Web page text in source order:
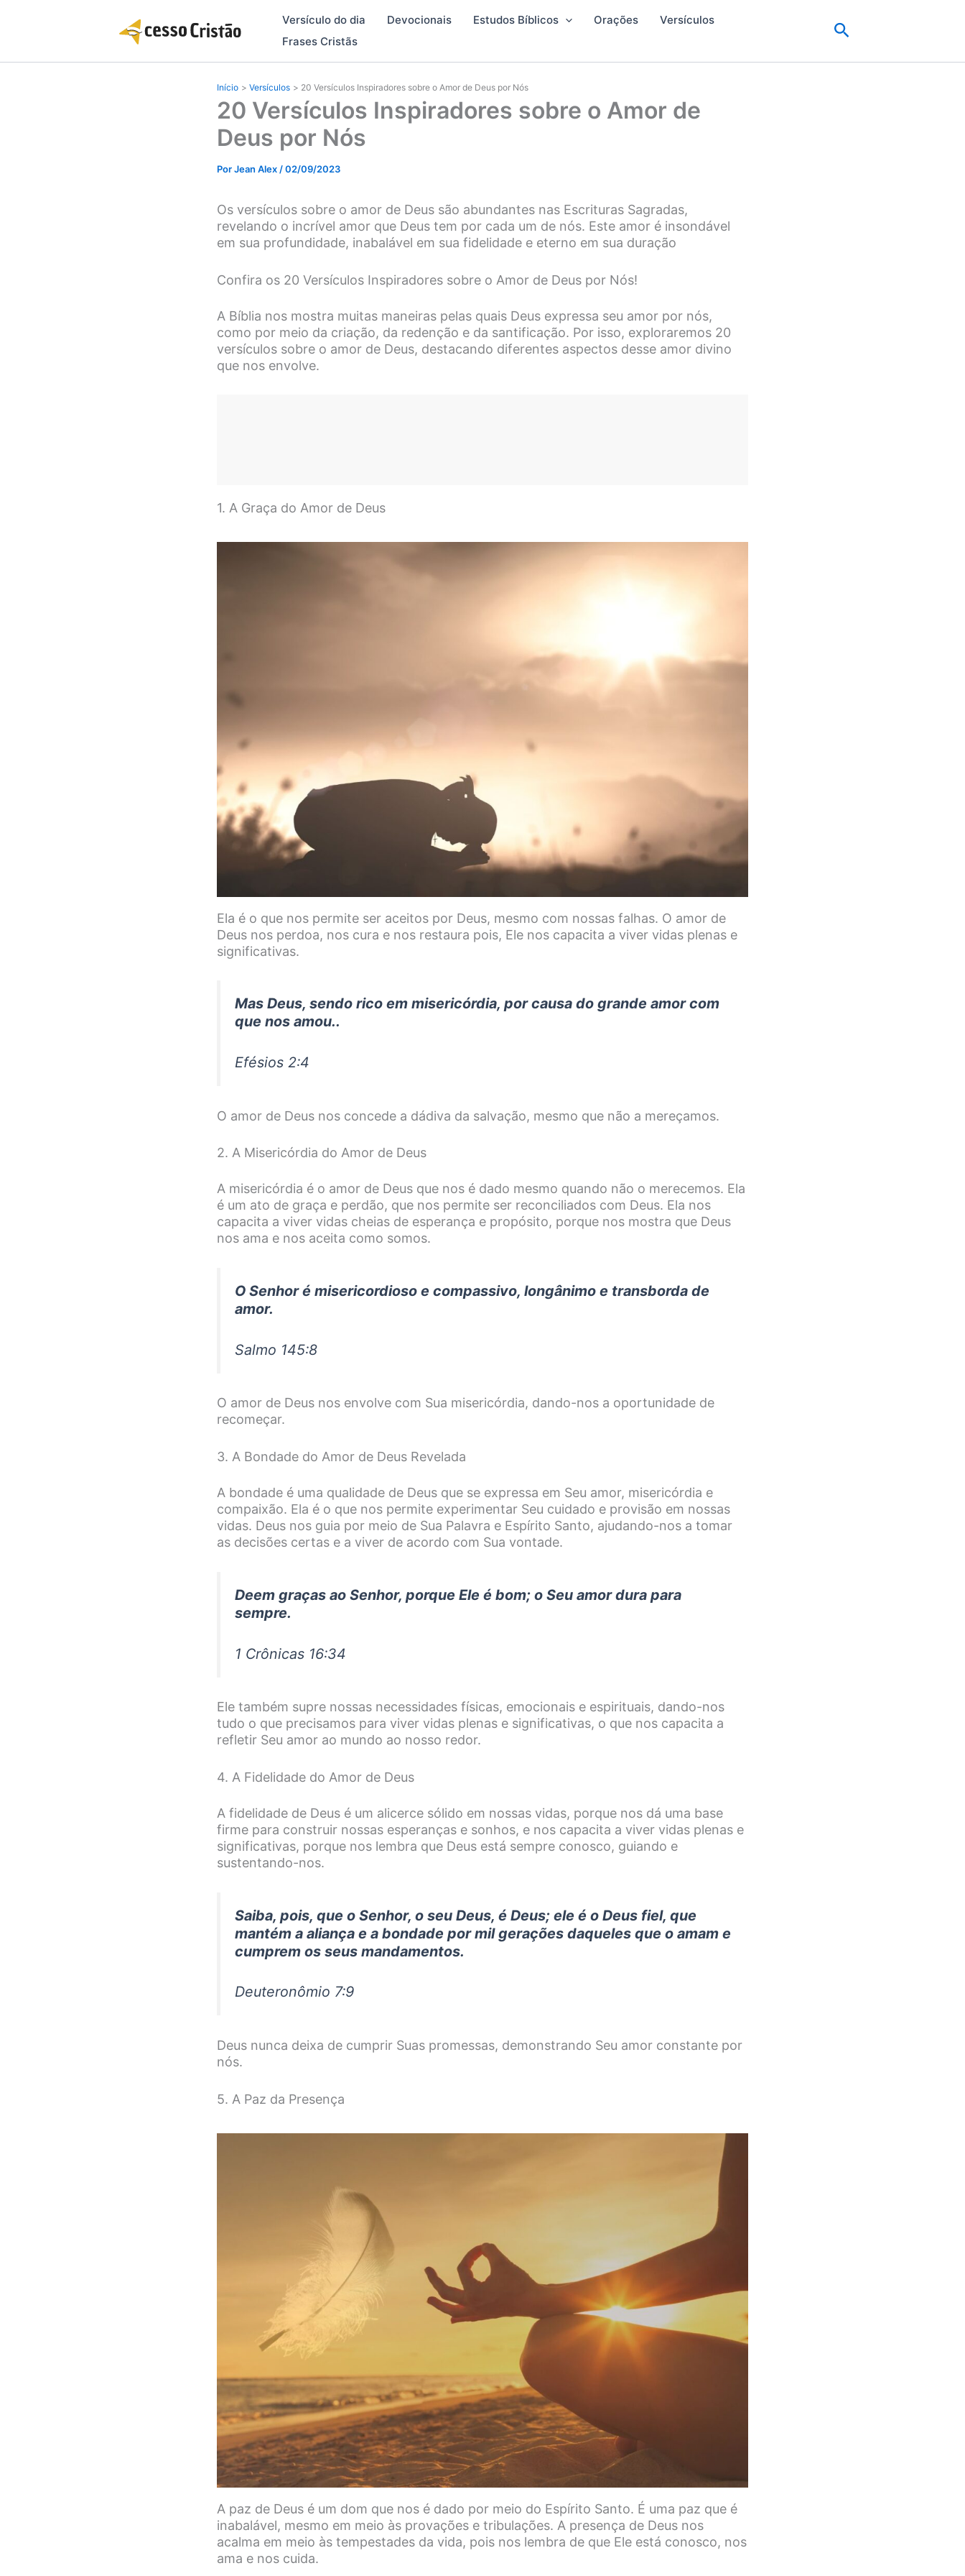
Versículo do dia Devocionais Estudos Bíblicos Orações
Versículos
Frases Cristãs
Pesquisar
Início Versículos 20 Versículos Inspiradores sobre o Amor de Deus por Nós
20 Versículos Inspiradores sobre o Amor de
Deus por Nós
PorJean Alex/02/09/2023
Os versículos sobre o amor de Deus são abundantes nas Escrituras Sagradas,
revelando o incrível amor que Deus tem por cada um de nós. Este amor é insondável
em sua profundidade, inabalável em sua fidelidade e eterno em sua duração
Confira os 20 Versículos Inspiradores sobre o Amor de Deus por Nós!
A Bíblia nos mostra muitas maneiras pelas quais Deus expressa seu amor por nós,
como por meio da criação, da redenção e da santificação. Por isso, exploraremos 20
versículos sobre o amor de Deus, destacando diferentes aspectos desse amor divino
que nos envolve.
1. A Graça do Amor de Deus
Ela é o que nos permite ser aceitos por Deus, mesmo com nossas falhas. O amor de
Deus nos perdoa, nos cura e nos restaura pois, Ele nos capacita a viver vidas plenas e
significativas.
Mas Deus, sendo rico em misericórdia, por causa do grande amor com
que nos amou..
Efésios 2:4
O amor de Deus nos concede a dádiva da salvação, mesmo que não a mereçamos.
2. A Misericórdia do Amor de Deus
A misericórdia é o amor de Deus que nos é dado mesmo quando não o merecemos. Ela
é um ato de graça e perdão, que nos permite ser reconciliados com Deus. Ela nos
capacita a viver vidas cheias de esperança e propósito, porque nos mostra que Deus
nos ama e nos aceita como somos.
O Senhor é misericordioso e compassivo, longânimo e transborda de
amor.
Salmo 145:8
O amor de Deus nos envolve com Sua misericórdia, dando-nos a oportunidade de
recomeçar.
3. A Bondade do Amor de Deus Revelada
A bondade é uma qualidade de Deus que se expressa em Seu amor, misericórdia e
compaixão. Ela é o que nos permite experimentar Seu cuidado e provisão em nossas
vidas. Deus nos guia por meio de Sua Palavra e Espírito Santo, ajudando-nos a tomar
as decisões certas e a viver de acordo com Sua vontade.
Deem graças ao Senhor, porque Ele é bom; o Seu amor dura para
sempre.
1 Crônicas 16:34
Ele também supre nossas necessidades físicas, emocionais e espirituais, dando-nos
tudo o que precisamos para viver vidas plenas e significativas, o que nos capacita a
refletir Seu amor ao mundo ao nosso redor.
4. A Fidelidade do Amor de Deus
A fidelidade de Deus é um alicerce sólido em nossas vidas, porque nos dá uma base
firme para construir nossas esperanças e sonhos, e nos capacita a viver vidas plenas e
significativas, porque nos lembra que Deus está sempre conosco, guiando e
sustentando-nos.
Saiba, pois, que o Senhor, o seu Deus, é Deus; ele é o Deus fiel, que
mantém a aliança e a bondade por mil gerações daqueles que o amam e
cumprem os seus mandamentos.
Deuteronômio 7:9
Deus nunca deixa de cumprir Suas promessas, demonstrando Seu amor constante por
nós.
5. A Paz da Presença
A paz de Deus é um dom que nos é dado por meio do Espírito Santo. É uma paz que é
inabalável, mesmo em meio às provações e tribulações. A presença de Deus nos
acalma em meio às tempestades da vida, pois nos lembra de que Ele está conosco, nos
ama e nos cuida.